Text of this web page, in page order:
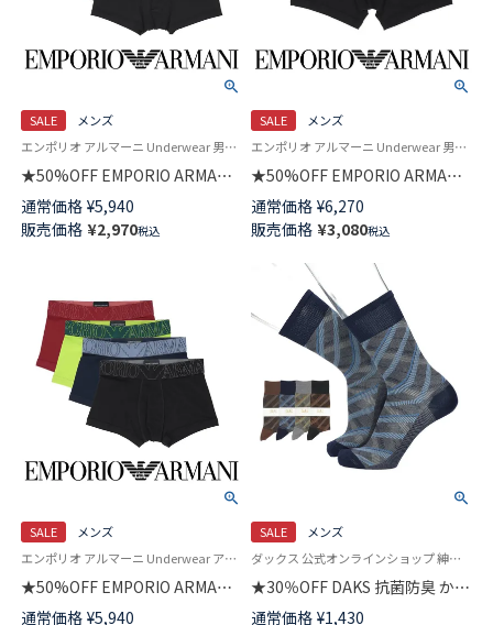
SALE
メンズ
エンポリオ アルマーニ Underwear 男性 アンダーウェア 紳士 下着
★50%OFF EMPORIO ARMANI
ESSENTIAL MICROFIBER エッ
センシャル マイクロファイバー
ボクサーパンツ 【S/M/L】 前閉じ
通常価格 ¥5,940
販売価格 ¥2,970税込
SALE
メンズ
エンポリオ アルマーニ Underwear 男性アンダーウェア 紳士 下着
★50%OFF EMPORIO ARMANI
MEGALOGO メガロゴ ボクサー
ブリーフパンツ 前閉じ 【S/M/L】
EUサイズ メンズ 54059786
通常価格 ¥6,270
販売価格 ¥3,080税込
SALE
メンズ
エンポリオ アルマーニ Underwear アンダーウェア 男性 紳士 下着
★50%OFF EMPORIO ARMANI
MEGALOGO メガロゴ ボクサー
通常価格 ¥5,940
SALE
メンズ
ダックス 公式オンラインショップ 紳士 靴下
★30％OFF DAKS 抗菌防臭 かか
としっかりホールド City Check
通常価格 ¥1,430